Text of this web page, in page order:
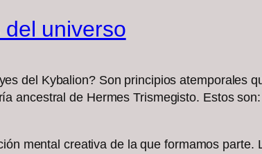
universo
del Kybalion? Son principios atemporales
ancestral de Hermes Trismegisto. Estos son:
mental creativa de la que formamos